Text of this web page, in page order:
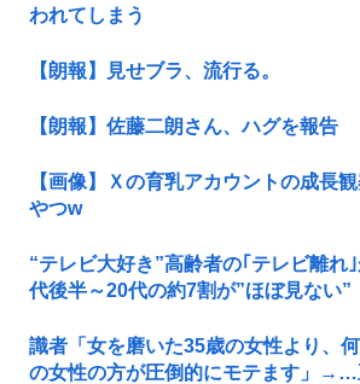
われてしまう
【朗報】見せブラ、流行る。
【朗報】佐藤二朗さん、ハグを報告
【画像】Ｘの育乳アカウントの成長
やつw
“テレビ大好き”高齢者の｢テレビ離
代後半～20代の約7割が”ほぼ見ない”
識者「女を磨いた35歳の女性より、
の女性の方が圧倒的にモテます」→…